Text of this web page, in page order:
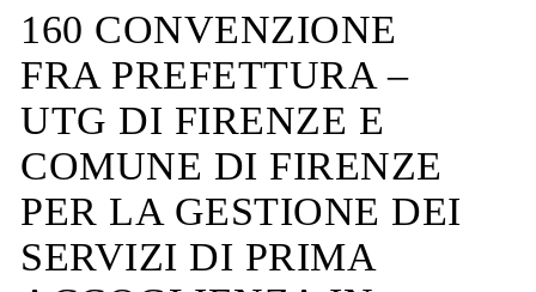
160 CONVENZIONE
FRA PREFETTURA –
UTG DI FIRENZE E
COMUNE DI FIRENZE
PER LA GESTIONE DEI
SERVIZI DI PRIMA